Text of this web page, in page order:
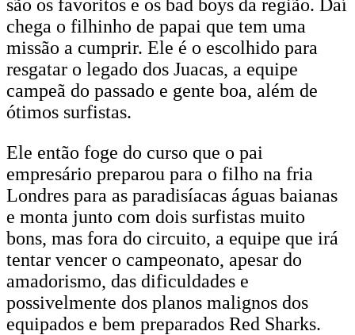
são os favoritos e os bad boys da região. Daí
chega o filhinho de papai que tem uma
missão a cumprir. Ele é o escolhido para
resgatar o legado dos Juacas, a equipe
campeã do passado e gente boa, além de
ótimos surfistas.
Ele então foge do curso que o pai
empresário preparou para o filho na fria
Londres para as paradisíacas águas baianas
e monta junto com dois surfistas muito
bons, mas fora do circuito, a equipe que irá
tentar vencer o campeonato, apesar do
amadorismo, das dificuldades e
possivelmente dos planos malignos dos
equipados e bem preparados Red Sharks.